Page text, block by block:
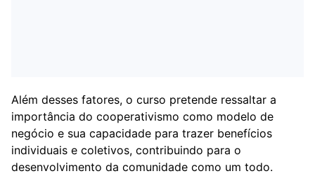
Além desses fatores, o curso pretende ressaltar a
importância do cooperativismo como modelo de
negócio e sua capacidade para trazer benefícios
individuais e coletivos, contribuindo para o
desenvolvimento da comunidade como um todo.